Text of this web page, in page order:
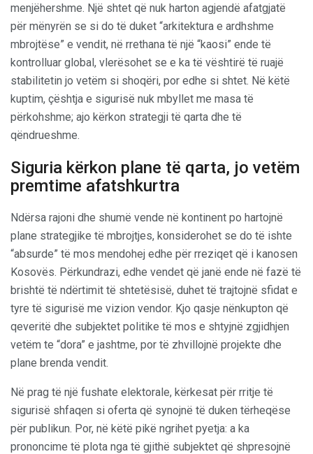
menjëhershme. Një shtet që nuk harton agjendë afatgjatë
për mënyrën se si do të duket “arkitektura e ardhshme
mbrojtëse” e vendit, në rrethana të një “kaosi” ende të
kontrolluar global, vlerësohet se e ka të vështirë të ruajë
stabilitetin jo vetëm si shoqëri, por edhe si shtet. Në këtë
kuptim, çështja e sigurisë nuk mbyllet me masa të
përkohshme; ajo kërkon strategji të qarta dhe të
qëndrueshme.
Siguria kërkon plane të qarta, jo vetëm
premtime afatshkurtra
Ndërsa rajoni dhe shumë vende në kontinent po hartojnë
plane strategjike të mbrojtjes, konsiderohet se do të ishte
“absurde” të mos mendohej edhe për rreziqet që i kanosen
Kosovës. Përkundrazi, edhe vendet që janë ende në fazë të
brishtë të ndërtimit të shtetësisë, duhet të trajtojnë sfidat e
tyre të sigurisë me vizion vendor. Kjo qasje nënkupton që
qeveritë dhe subjektet politike të mos e shtyjnë zgjidhjen
vetëm te “dora” e jashtme, por të zhvillojnë projekte dhe
plane brenda vendit.
Në prag të një fushate elektorale, kërkesat për rritje të
sigurisë shfaqen si oferta që synojnë të duken tërheqëse
për publikun. Por, në këtë pikë ngrihet pyetja: a ka
prononcime të plota nga të gjithë subjektet që shpresojnë